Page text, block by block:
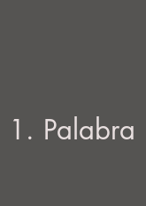
1. Palabra